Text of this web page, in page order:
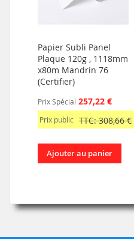
Papier Subli Panel
Plaque 120g , 1118mm
x80m Mandrin 76
(Certifier)
Prix Spécial 257,22 €
Prix public TTC: 308,66 €
Ajouter au panier